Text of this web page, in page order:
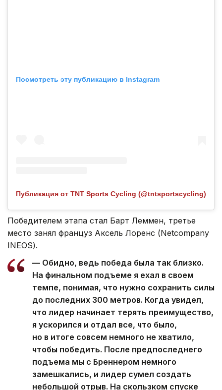
Посмотреть эту публикацию в Instagram
Публикация от TNT Sports Cycling (@tntsportscycling)
Победителем этапа стал Барт Леммен, третье
место занял француз Аксель Лоренс (Netcompany
INEOS).
— Обидно, ведь победа была так близко.
На финальном подъеме я ехал в своем
темпе, понимая, что нужно сохранить силы
до последних 300 метров. Когда увидел,
что лидер начинает терять преимущество,
я ускорился и отдал все, что было,
но в итоге совсем немного не хватило,
чтобы победить. После предпоследнего
подъема мы с Бреннером немного
замешкались, и лидер сумел создать
небольшой отрыв. На скользком спуске